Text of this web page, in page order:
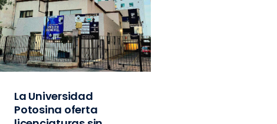
La Universidad
Potosina oferta